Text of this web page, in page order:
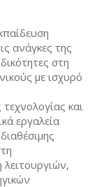
ανάγκες της
στη
με ισχυρό
και
εργαλεία
λειτουργιών,